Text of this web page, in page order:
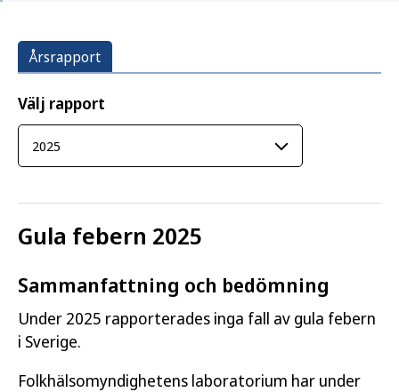
Årsrapport
Välj rapport
Gula febern 2025
Sammanfattning och bedömning
Under 2025 rapporterades inga fall av gula febern
i Sverige.
Folkhälsomyndighetens laboratorium har under